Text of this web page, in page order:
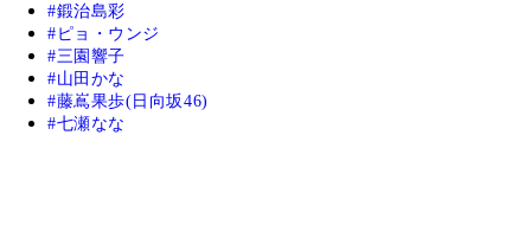
鍛治島彩
ピョ・ウンジ
三園響子
山田かな
藤嶌果歩(日向坂46)
七瀬なな